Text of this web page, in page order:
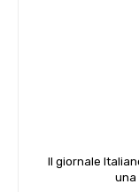
Il giornale
una